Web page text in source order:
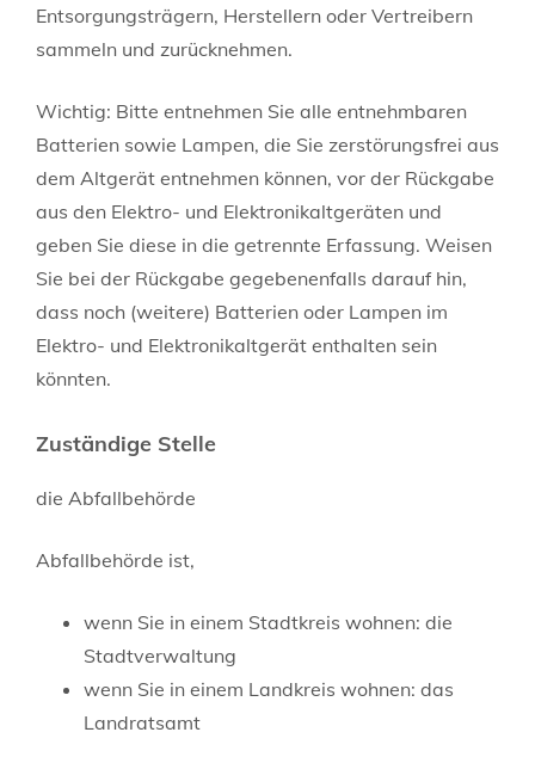
Entsorgungsträgern, Herstellern oder Vertreibern
sammeln und zurücknehmen.
Wichtig: Bitte entnehmen Sie alle entnehmbaren
Batterien sowie Lampen, die Sie zerstörungsfrei aus
dem Altgerät entnehmen können, vor der Rückgabe
aus den Elektro- und Elektronikaltgeräten und
geben Sie diese in die getrennte Erfassung. Weisen
Sie bei der Rückgabe gegebenenfalls darauf hin,
dass noch (weitere) Batterien oder Lampen im
Elektro- und Elektronikaltgerät enthalten sein
könnten.
Zuständige Stelle
die Abfallbehörde
Abfallbehörde ist,
wenn Sie in einem Stadtkreis wohnen: die
Stadtverwaltung
wenn Sie in einem Landkreis wohnen: das
Landratsamt